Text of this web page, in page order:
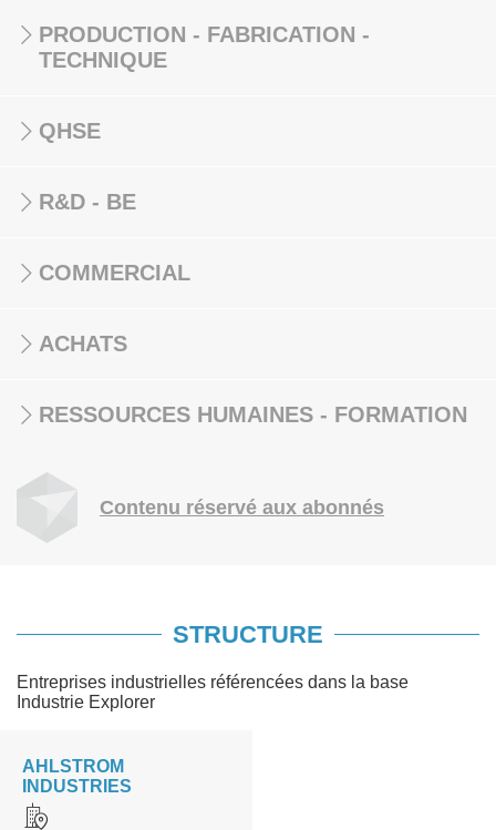
PRODUCTION - FABRICATION -
TECHNIQUE
QHSE
R&D - BE
COMMERCIAL
ACHATS
RESSOURCES HUMAINES - FORMATION
Contenu réservé aux abonnés
STRUCTURE
Entreprises industrielles référencées dans la base
Industrie Explorer
AHLSTROM
INDUSTRIES